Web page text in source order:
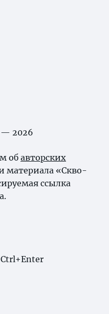
— 2026
об авторских
материала «Скво-
ссылка